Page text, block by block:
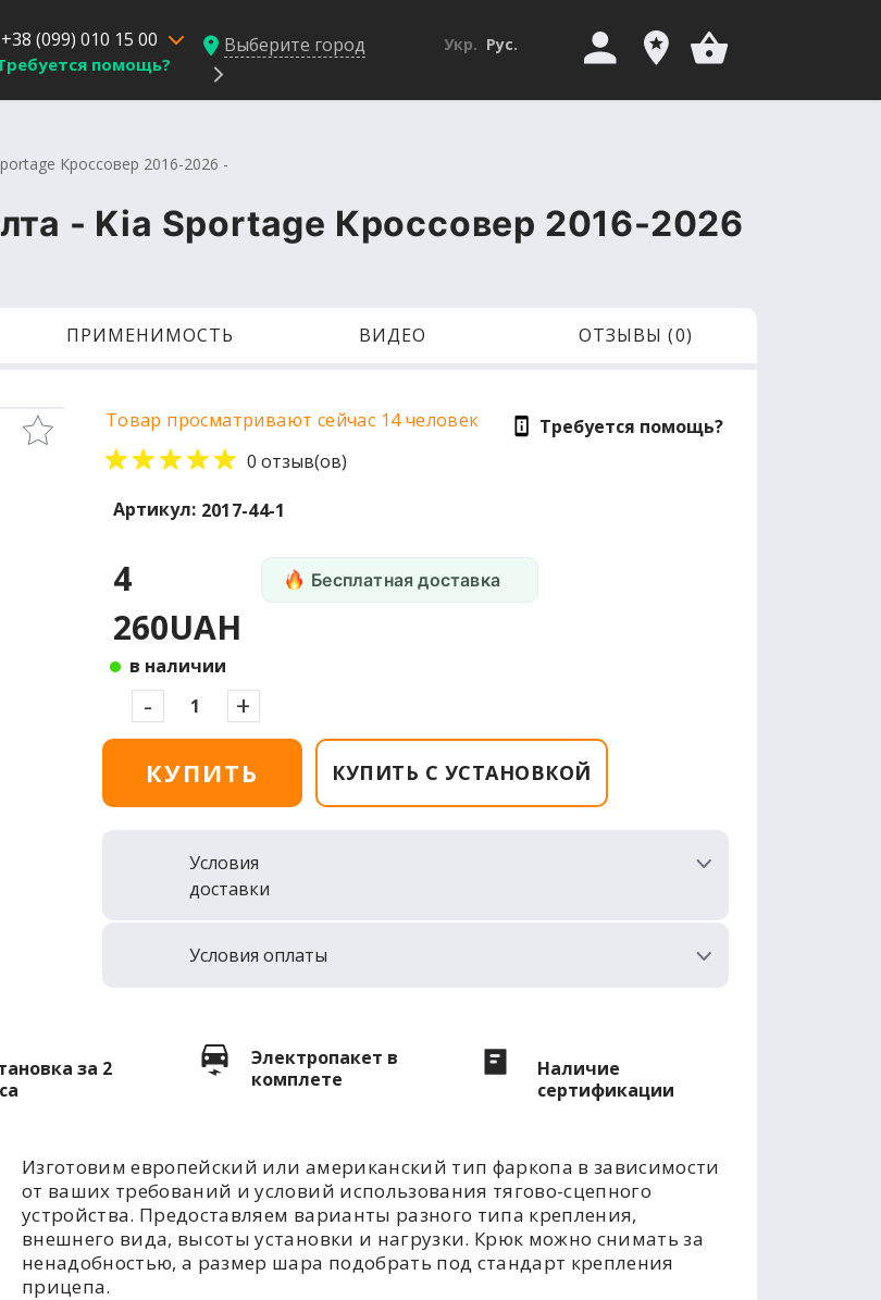
+38 (099) 010 15 00
помощь?
Выберите город Укр. Рус.
Кроссовер 2016-2026 -
- Kia Sportage Кроссовер 2016-2026
ПРИМЕНИМОСТЬ ВИДЕО ОТЗЫВЫ (0)
Товар просматривают сейчас 14 человек
0 отзыв(ов)
Требуется помощь?
Артикул: 2017-44-1
4
260UAH
в наличии
Бесплатная доставка
- +
КУПИТЬ КУПИТЬ С УСТАНОВКОЙ
Условия
доставки
Условия оплаты
за 2
Электропакет в
комплете
Наличие
сертификации
Изготовим европейский или американский тип фаркопа в зависимости
от ваших требований и условий использования тягово-сцепного
устройства. Предоставляем варианты разного типа крепления,
внешнего вида, высоты установки и нагрузки. Крюк можно снимать за
ненадобностью, а размер шара подобрать под стандарт крепления
прицепа.